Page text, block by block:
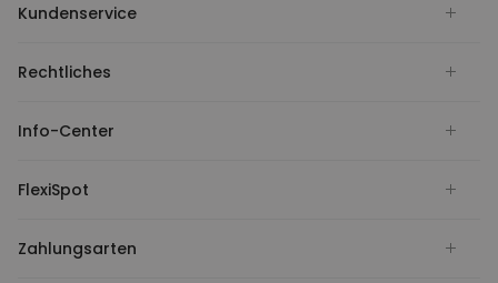
Kundenservice
Rechtliches
Info-Center
FlexiSpot
Zahlungsarten